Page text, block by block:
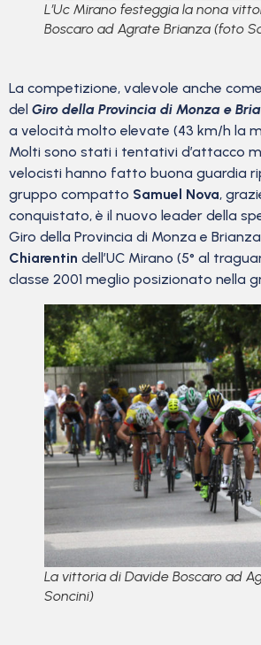
L’Uc Mirano festeggia la nona
Boscaro ad Agrate Brianza (foto
La competizione, valevole anche
del Giro della Provincia di Monza e
a velocità molto elevate (43 km/h la
Molti sono stati i tentativi d’attacco
velocisti hanno fatto buona guardia
gruppo compatto Samuel Nova,
conquistato, è il nuovo leader della
Giro della Provincia di Monza e
Chiarentin dell’UC Mirano (5° al
classe 2001 meglio posizionato nella
La vittoria di Davide Boscaro ad
Soncini)